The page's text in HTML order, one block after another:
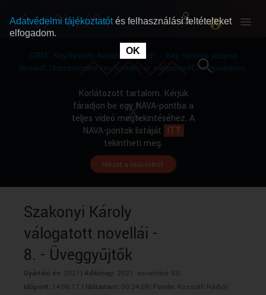
RÓLUNK
RÓLUNK
DRM: KeySystem Access Denied! -- Key system access
denied! Unsupported keySystem or supportedConfigurations.
Korlátozott tartalom. Kérjük
fáradjon be egy NAVA-pontba a
teljes videó megtekintéséhez. A
NAVA-pontok listáját ITT
tekintheti meg.
Idézet a műsorból.
Szakonyi Károly
válogatott novellái -
8. - Üveggyűjtők
Gyártási év: 2021| Adásnap: 2021. november 03.
Időpont: 14:06:17 | Időtartam: 00:24:08| Forrás: Kossuth Rádió|
Adatvédelmi tájékoztatótés felhasználási feltételeket
elfogadom.
OK